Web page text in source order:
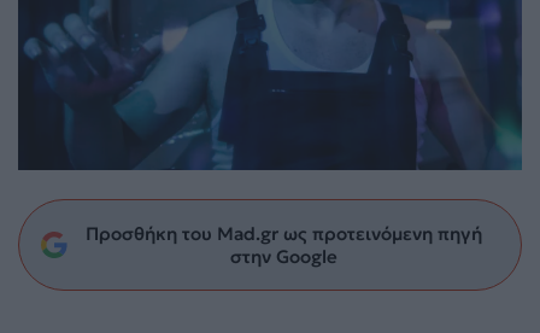
Προσθήκη του Mad.gr ως προτεινόμενη πηγή
στην Google